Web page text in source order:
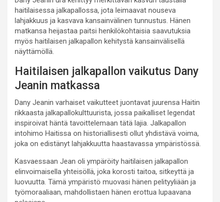
haitilaisessa jalkapallossa, jota leimaavat nouseva
lahjakkuus ja kasvava kansainvälinen tunnustus. Hänen
matkansa heijastaa paitsi henkilökohtaisia saavutuksia
myös haitilaisen jalkapallon kehitystä kansainvälisellä
näyttämöllä.
Haitilaisen jalkapallon vaikutus Dany
Jeanin matkassa
Dany Jeanin varhaiset vaikutteet juontavat juurensa Haitin
rikkaasta jalkapallokulttuurista, jossa paikalliset legendat
inspiroivat häntä tavoittelemaan tätä lajia. Jalkapallon
intohimo Haitissa on historiallisesti ollut yhdistävä voima,
joka on edistänyt lahjakkuutta haastavassa ympäristössä.
Kasvaessaan Jean oli ympäröity haitilaisen jalkapallon
elinvoimaisella yhteisöllä, joka korosti taitoa, sitkeyttä ja
luovuutta. Tämä ympäristö muovasi hänen pelityyliään ja
työmoraaliaan, mahdollistaen hänen erottua lupaavana